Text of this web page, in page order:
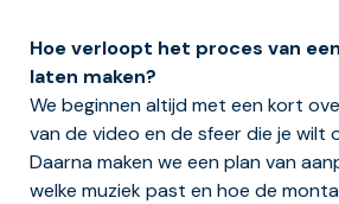
Hoe verloopt het proces van
laten maken?
We beginnen altijd met een kort
van de video en de sfeer die je wilt
Daarna maken we een plan van
welke muziek past en hoe de